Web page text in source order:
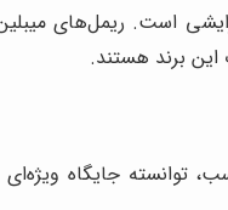
است. ریمل‌های
برند هستند.
توانسته جایگاه